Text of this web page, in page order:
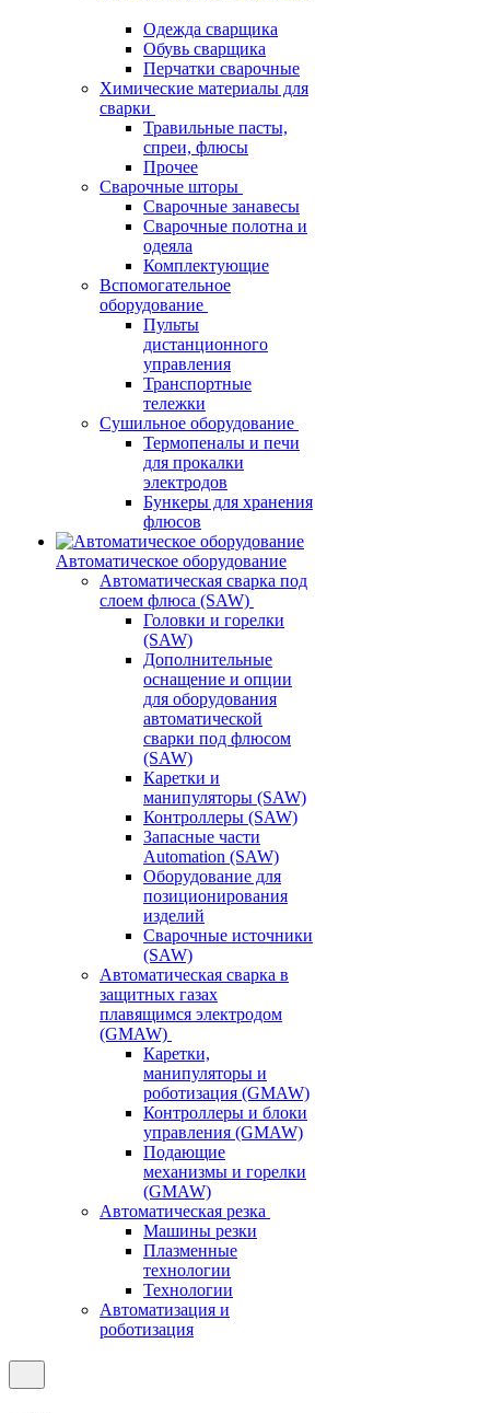
Одежда сварщика
Обувь сварщика
Перчатки сварочные
Химические материалы для
сварки
Травильные пасты,
спреи, флюсы
Прочее
Сварочные шторы
Сварочные занавесы
Сварочные полотна и
одеяла
Комплектующие
Вспомогательное
оборудование
Пульты
дистанционного
управления
Транспортные
тележки
Сушильное оборудование
Термопеналы и печи
для прокалки
электродов
Бункеры для хранения
флюсов
Автоматическое оборудование
Автоматическая сварка под
слоем флюса (SAW)
Головки и горелки
(SAW)
Дополнительные
оснащение и опции
для оборудования
автоматической
сварки под флюсом
(SAW)
Каретки и
манипуляторы (SAW)
Контроллеры (SAW)
Запасные части
Automation (SAW)
Оборудование для
позиционирования
изделий
Сварочные источники
(SAW)
Автоматическая сварка в
защитных газах
плавящимся электродом
(GMAW)
Каретки,
манипуляторы и
роботизация (GMAW)
Контроллеры и блоки
управления (GMAW)
Подающие
механизмы и горелки
(GMAW)
Автоматическая резка
Машины резки
Плазменные
технологии
Технологии
Автоматизация и
роботизация